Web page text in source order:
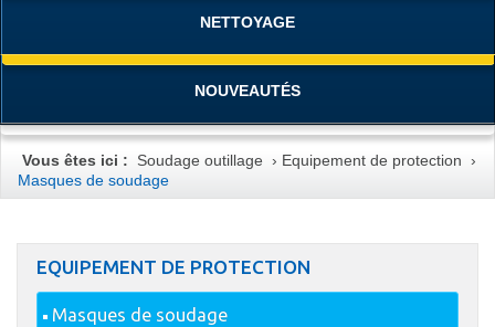
NETTOYAGE
NOUVEAUTÉS
Vous êtes ici : Soudage outillage › Equipement de protection ›
Masques de soudage
EQUIPEMENT DE PROTECTION
Masques de soudage